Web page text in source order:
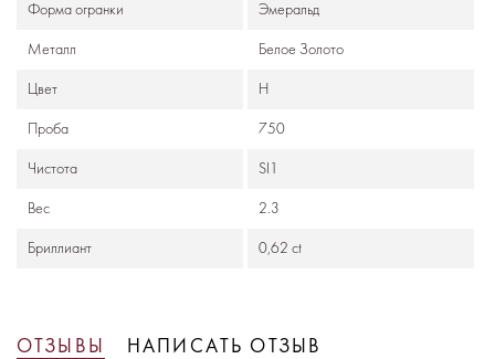
Формa огранки Эмеральд
Металл Белое Золото
Цвет H
Проба 750
Чистота SI1
Вес 2.3
Бриллиант 0,62 ct
ОТЗЫВЫ НАПИСАТЬ ОТЗЫВ